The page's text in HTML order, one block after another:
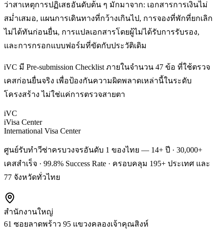
ว่าสาเหตุการปฏิเสธอันดับต้น ๆ มักมาจาก: เอกสารการเงินไม่
สม่ำเสมอ, แผนการเดินทางที่กว้างเกินไป, การจองที่พักที่ยกเลิก
ไม่ได้ทันก่อนยื่น, การแปลเอกสารโดยผู้ไม่ได้รับการรับรอง,
และการกรอกแบบฟอร์มที่ขัดกับประวัติเดิม
iVC มี Pre-submission Checklist ภายในจำนวน 47 ข้อ ที่ใช้ตรวจ
เคสก่อนยื่นจริง เพื่อป้องกันความผิดพลาดเหล่านี้ในระดับ
โครงสร้าง ไม่ใช่แค่การตรวจสายตา
iVC
iVisa Center
International Visa Center
ศูนย์รับทำวีซ่าครบวงจรอันดับ 1 ของไทย — 14+ ปี · 30,000+
เคสสำเร็จ · 99.8% Success Rate · ครอบคลุม 195+ ประเทศ และ
77 จังหวัดทั่วไทย
สำนักงานใหญ่
61 ซอยลาดพร้าว 95 แขวงคลองเจ้าคุณสิงห์